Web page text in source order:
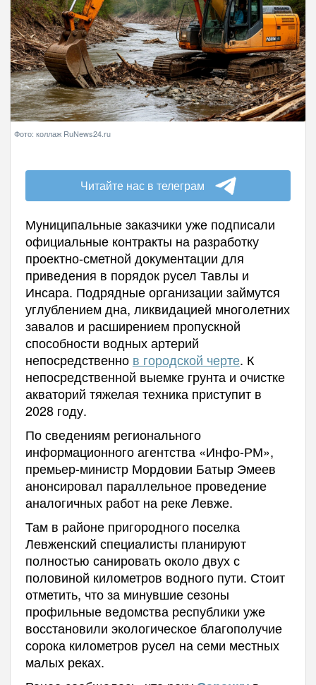
Фото: коллаж RuNews24.ru
Читайте нас в телеграм
Муниципальные заказчики уже подписали
официальные контракты на разработку
проектно-сметной документации для
приведения в порядок русел Тавлы и
Инсара. Подрядные организации займутся
углублением дна, ликвидацией многолетних
завалов и расширением пропускной
способности водных артерий
непосредственно в городской черте. К
непосредственной выемке грунта и очистке
акваторий тяжелая техника приступит в
2028 году.
По сведениям регионального
информационного агентства «Инфо-РМ»,
премьер-министр Мордовии Батыр Эмеев
анонсировал параллельное проведение
аналогичных работ на реке Левже.
Там в районе пригородного поселка
Левженский специалисты планируют
полностью санировать около двух с
половиной километров водного пути. Стоит
отметить, что за минувшие сезоны
профильные ведомства республики уже
восстановили экологическое благополучие
сорока километров русел на семи местных
малых реках.